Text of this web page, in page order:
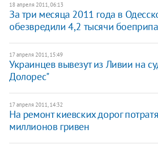
18 апреля 2011, 06:13
За три месяца 2011 года в
обезвредили 4,2 тысячи
17 апреля 2011, 15:49
Украинцев вывезут из Ливии на
Долорес"
17 апреля 2011, 14:32
На ремонт киевских дорог
миллионов гривен